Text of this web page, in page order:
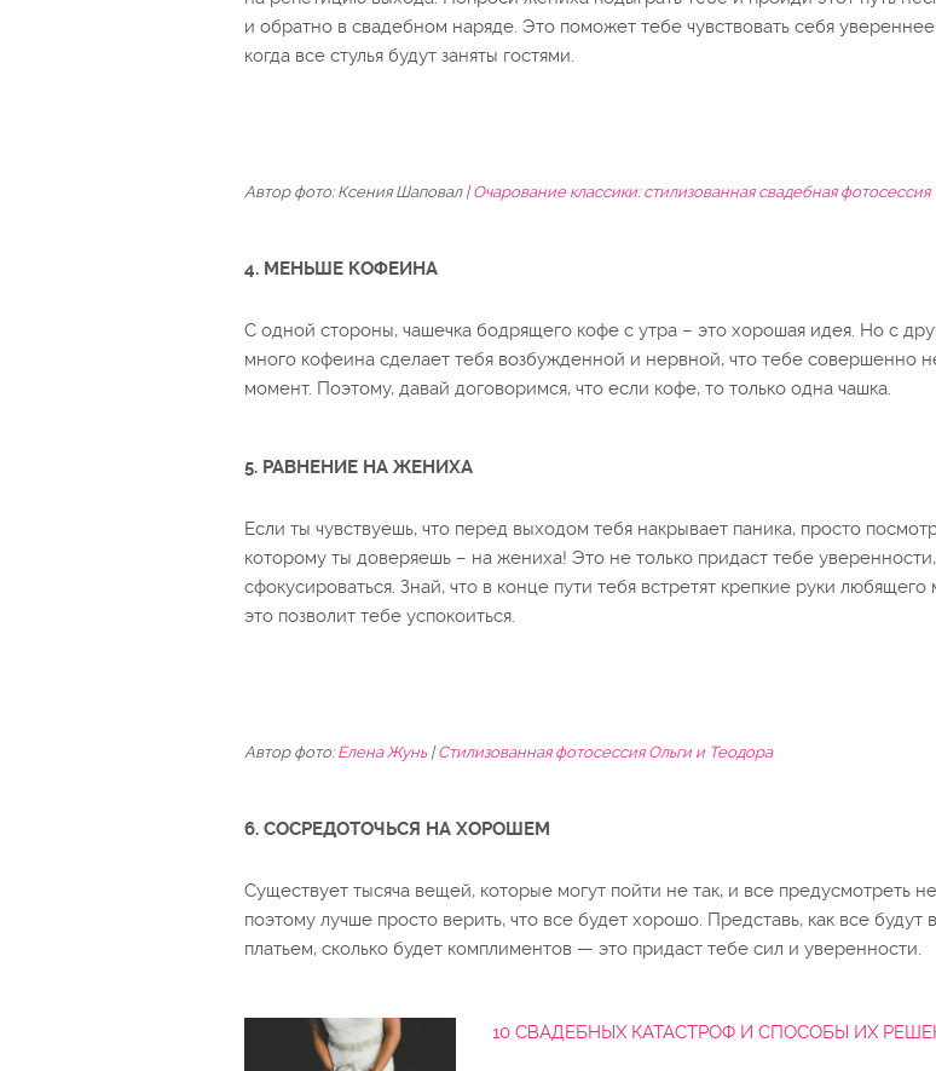
и обратно в свадебном наряде. Это поможет тебе чувствовать себя
когда все стулья будут заняты гостями.
Автор фото: Ксения Шаповал |Очарование классики: стилизованная свадебная фотосессия
4. МЕНЬШЕ КОФЕИНА
С одной стороны, чашечка бодрящего кофе с утра – это хорошая идея. Но с
много кофеина сделает тебя возбужденной и нервной, что тебе совершенно
момент. Поэтому, давай договоримся, что если кофе, то только одна чашка.
5. РАВНЕНИЕ НА ЖЕНИХА
Если ты чувствуешь, что перед выходом тебя накрывает паника, просто
которому ты доверяешь – на жениха! Это не только придаст тебе
сфокусироваться. Знай, что в конце пути тебя встретят крепкие руки
это позволит тебе успокоиться.
Автор фото: Елена Жунь |Стилизованная фотосессия Ольги и Теодора
6. СОСРЕДОТОЧЬСЯ НА ХОРОШЕМ
Существует тысяча вещей, которые могут пойти не так, и все предусмотреть
поэтому лучше просто верить, что все будет хорошо. Представь, как все
платьем, сколько будет комплиментов — это придаст тебе сил и уверенности.
10 СВАДЕБНЫХ КАТАСТРОФ И СПОСОБЫ ИХ